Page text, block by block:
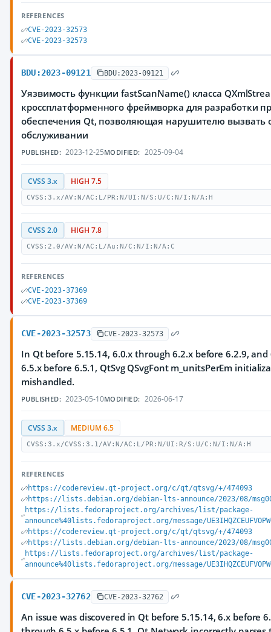
REFERENCES
CVE-2023-32573
CVE-2023-32573
BDU:2023-09121 BDU:2023-09121
Уязвимость функции fastScanName() класса
кроссплатформенного фреймворка для разработки
обеспечения Qt, позволяющая нарушителю вызвать
обслуживании
PUBLISHED: 2023-12-25MODIFIED: 2025-09-04
CVSS 3.x HIGH 7.5
CVSS:3.x/AV:N/AC:L/PR:N/UI:N/S:U/C:N/I:N/A:H
CVSS 2.0 HIGH 7.8
CVSS:2.0/AV:N/AC:L/Au:N/C:N/I:N/A:C
REFERENCES
CVE-2023-37369
CVE-2023-37369
CVE-2023-32573 CVE-2023-32573
In Qt before 5.15.14, 6.0.x through 6.2.x before 6.2.9,
6.5.x before 6.5.1, QtSvg QSvgFont m_unitsPerEm
mishandled.
PUBLISHED: 2023-05-10MODIFIED: 2026-06-17
CVSS 3.x MEDIUM 6.5
CVSS:3.x/CVSS:3.1/AV:N/AC:L/PR:N/UI:R/S:U/C:N/I:N/A:H
REFERENCES
https://codereview.qt-project.org/c/qt/qtsvg/+/474093
https://lists.debian.org/debian-lts-announce/2023/08/
https://lists.fedoraproject.org/archives/list/package-
announce%40lists.fedoraproject.org/message/
https://codereview.qt-project.org/c/qt/qtsvg/+/474093
https://lists.debian.org/debian-lts-announce/2023/08/
https://lists.fedoraproject.org/archives/list/package-
announce%40lists.fedoraproject.org/message/
CVE-2023-32762 CVE-2023-32762
An issue was discovered in Qt before 5.15.14, 6.x before